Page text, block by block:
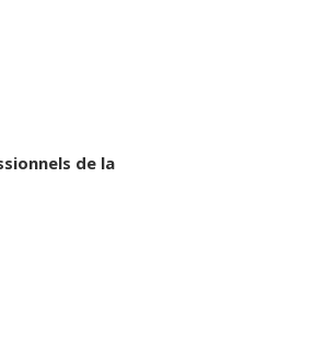
de la